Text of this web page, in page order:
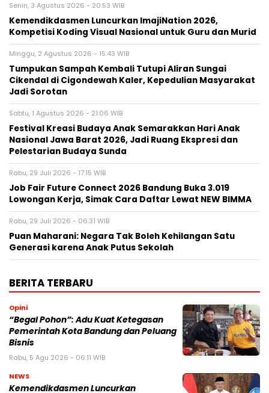
Senin, 3 Agustus 2026 - 20:53 WIB
Kemendikdasmen Luncurkan ImajiNation 2026,
Kompetisi Koding Visual Nasional untuk Guru dan Murid
Minggu, 2 Agustus 2026 - 15:43 WIB
Tumpukan Sampah Kembali Tutupi Aliran Sungai
Cikendal di Cigondewah Kaler, Kepedulian Masyarakat
Jadi Sorotan
Sabtu, 1 Agustus 2026 - 21:06 WIB
Festival Kreasi Budaya Anak Semarakkan Hari Anak
Nasional Jawa Barat 2026, Jadi Ruang Ekspresi dan
Pelestarian Budaya Sunda
Rabu, 29 Juli 2026 - 17:15 WIB
Job Fair Future Connect 2026 Bandung Buka 3.019
Lowongan Kerja, Simak Cara Daftar Lewat NEW BIMMA
Rabu, 29 Juli 2026 - 06:31 WIB
Puan Maharani: Negara Tak Boleh Kehilangan Satu
Generasi karena Anak Putus Sekolah
BERITA TERBARU
Opini
“Begal Pohon”: Adu Kuat Ketegasan
Pemerintah Kota Bandung dan Peluang
Bisnis
Rabu, 5 Agu 2026 - 06:11 WIB
NEWS
Kemendikdasmen Luncurkan